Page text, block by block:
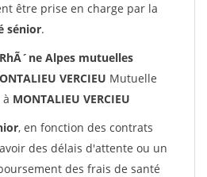
être prise en charge par la
sénior.
Alpes mutuelles
VERCIEU Mutuelle
MONTALIEU VERCIEU
, en fonction des contrats
des délais d'attente ou un
des frais de santé